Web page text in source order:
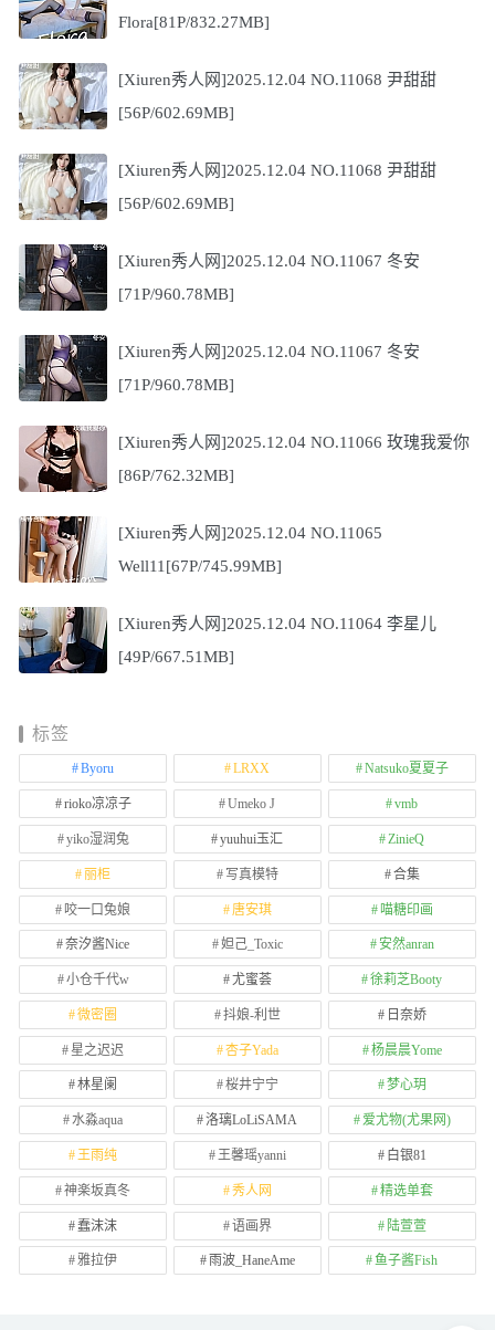
Flora[81P/832.27MB]
[Xiuren秀人网]2025.12.04 NO.11068 尹甜甜
[56P/602.69MB]
[Xiuren秀人网]2025.12.04 NO.11068 尹甜甜
[56P/602.69MB]
[Xiuren秀人网]2025.12.04 NO.11067 冬安
[71P/960.78MB]
[Xiuren秀人网]2025.12.04 NO.11067 冬安
[71P/960.78MB]
[Xiuren秀人网]2025.12.04 NO.11066 玫瑰我爱你
[86P/762.32MB]
[Xiuren秀人网]2025.12.04 NO.11065
Well11[67P/745.99MB]
[Xiuren秀人网]2025.12.04 NO.11064 李星儿
[49P/667.51MB]
标签
Byoru LRXX Natsuko夏夏子
rioko凉凉子 Umeko J vmb
yiko湿润兔 yuuhui玉汇 ZinieQ
丽柜 写真模特 合集
咬一口兔娘 唐安琪 喵糖印画
奈汐酱Nice 妲己_Toxic 安然anran
小仓千代w 尤蜜荟 徐莉芝Booty
微密圈 抖娘-利世 日奈娇
星之迟迟 杏子Yada 杨晨晨Yome
林星阑 桜井宁宁 梦心玥
水淼aqua 洛璃LoLiSAMA 爱尤物(尤果网)
王雨纯 王馨瑶yanni 白银81
神楽坂真冬 秀人网 精选单套
蠢沫沫 语画界 陆萱萱
雅拉伊 雨波_HaneAme 鱼子酱Fish